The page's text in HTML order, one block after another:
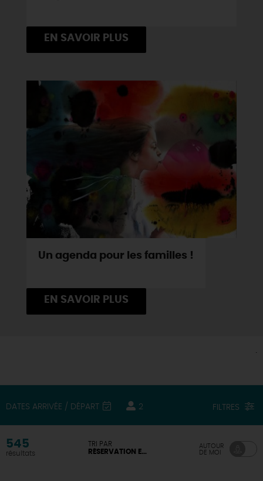
EN SAVOIR PLUS
Un agenda pour les familles !
EN SAVOIR PLUS
DATES ARRIVÉE / DÉPART 2 FILTRES
545
résultats
TRI PAR
RÉSERVATION EN LIGNE DISPONIBLE
AUTOUR
DE MOI